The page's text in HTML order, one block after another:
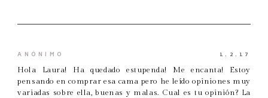
ANÓNIMO
1.2.17
Hola Laura! Ha quedado estupenda! Me encanta! Estoy
pensando en comprar esa cama pero he leído opiniones muy
variadas sobre ella, buenas y malas. Cual es tu opinión? La